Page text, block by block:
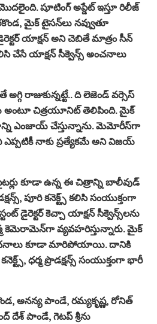
షూటింగ్ అప్డేట్ ఇస్తూ రిలీజ్
మైక్ టైసన్‌లు నవ్వుతూ
యాక్షన్ అని చెబితే మాత్రం సీన్
చేసే యాక్షన్ సీక్వెన్స్‌ అంచనాలు
రాజుకున్నట్టే.. ది లెజెండ్ వర్సెస్
అంటూ చిత్రయూనిట్ తెలిపింది. మైక్
ఎంజాయ్ చేస్తున్నాను. మెమోరీస్‌గా
అవి ఎప్పటికీ నాకు ప్రత్యేకమే అని విజయ్
కూడా ఉన్న ఈ చిత్రాన్ని బాలీవుడ్
పూరి కనెక్ట్స్ కలిసి సంయుక్తంగా
డైరెక్టర్ కెచ్చా యాక్షన్ సీక్వెన్స్‌లను
కెమెరామెన్‌గా వ్యవహరిస్తున్నారు. మైక్
కూడా మారిపోయాయి. దానికి
ధర్మ ప్రొడక్షన్స్ సంయుక్తంగా భారీ
అనన్య పాండే, రమ్యకృష్ణ, రోనిత్
దేశ్ పాండే, గెటప్ శ్రీను